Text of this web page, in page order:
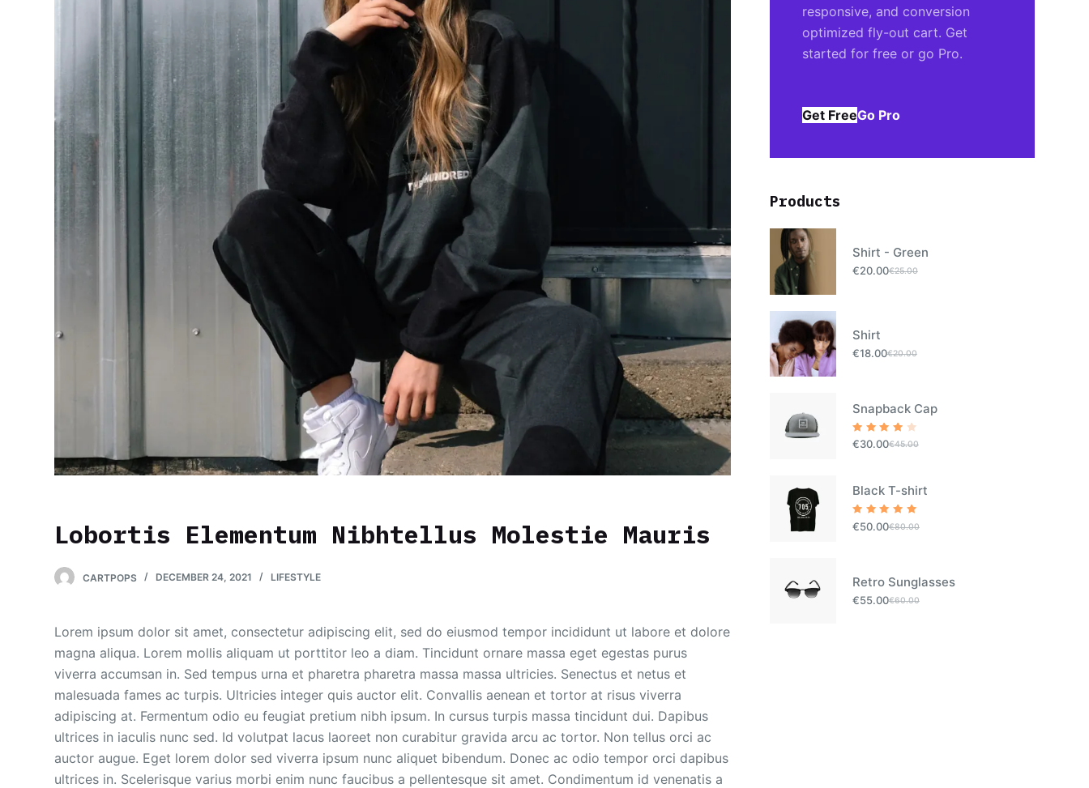
Lobortis Elementum Nibhtellus Molestie Mauris
CARTPOPS DECEMBER 24, 2021 LIFESTYLE
Lorem ipsum dolor sit amet, consectetur adipiscing elit, sed do eiusmod tempor incididunt ut labore et dolore
magna aliqua. Lorem mollis aliquam ut porttitor leo a diam. Tincidunt ornare massa eget egestas purus
viverra accumsan in. Sed tempus urna et pharetra pharetra massa massa ultricies. Senectus et netus et
malesuada fames ac turpis. Ultricies integer quis auctor elit. Convallis aenean et tortor at risus viverra
adipiscing at. Fermentum odio eu feugiat pretium nibh ipsum. In cursus turpis massa tincidunt dui. Dapibus
ultrices in iaculis nunc sed. Id volutpat lacus laoreet non curabitur gravida arcu ac tortor. Non tellus orci ac
auctor augue. Eget lorem dolor sed viverra ipsum nunc aliquet bibendum. Donec ac odio tempor orci dapibus
ultrices in. Scelerisque varius morbi enim nunc faucibus a pellentesque sit amet. Condimentum id venenatis a
responsive, and conversion
optimized fly-out cart. Get
started for free or go Pro.
Get FreeGo Pro
Products
Shirt - Green
€25.00
€20.00
Shirt
€20.00
€18.00
Snapback Cap
4.00 €45.00
€30.00
Black T-shirt
5.00out
€80.00
€50.00
Retro Sunglasses
€60.00
€55.00